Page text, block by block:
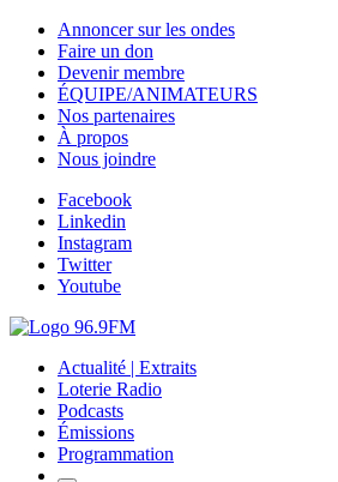
Annoncer sur les ondes
Faire un don
Devenir membre
ÉQUIPE/ANIMATEURS
Nos partenaires
À propos
Nous joindre
Facebook
Linkedin
Instagram
Twitter
Youtube
Actualité | Extraits
Loterie Radio
Podcasts
Émissions
Programmation